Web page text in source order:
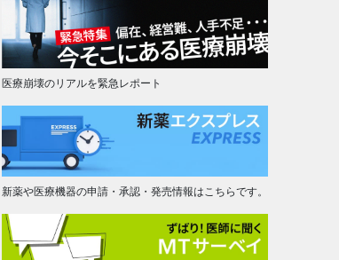
医療崩壊のリアルを緊急レポート
新薬や医療機器の申請・承認・発売情報はこちらです。